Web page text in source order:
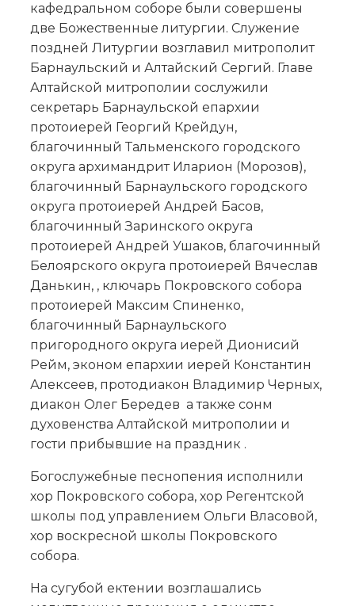
кафедральном соборе были совершены
две Божественные литургии. Служение
поздней Литургии возглавил митрополит
Барнаульский и Алтайский Сергий. Главе
Алтайской митрополии сослужили
секретарь Барнаульской епархии
протоиерей Георгий Крейдун,
благочинный Тальменского городского
округа архимандрит Иларион (Морозов),
благочинный Барнаульского городского
округа протоиерей Андрей Басов,
благочинный Заринского округа
протоиерей Андрей Ушаков, благочинный
Белоярского округа протоиерей Вячеслав
Данькин, , ключарь Покровского собора
протоиерей Максим Спиненко,
благочинный Барнаульского
пригородного округа иерей Дионисий
Рейм, эконом епархии иерей Константин
Алексеев, протодиакон Владимир Черных,
диакон Олег Бередев а также сонм
духовенства Алтайской митрополии и
гости прибывшие на праздник .
Богослужебные песнопения исполнили
хор Покровского собора, хор Регентской
школы под управлением Ольги Власовой,
хор воскресной школы Покровского
собора.
На сугубой ектении возглашались